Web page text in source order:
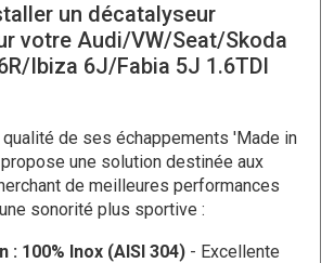
un décatalyseur
votre Audi/VW/Seat/Skoda
Ibiza 6J/Fabia 5J 1.6TDI
qualité de ses échappements 'Made in
une solution destinée aux
de meilleures performances
sonorité plus sportive :
: 100% Inox (AISI 304) - Excellente